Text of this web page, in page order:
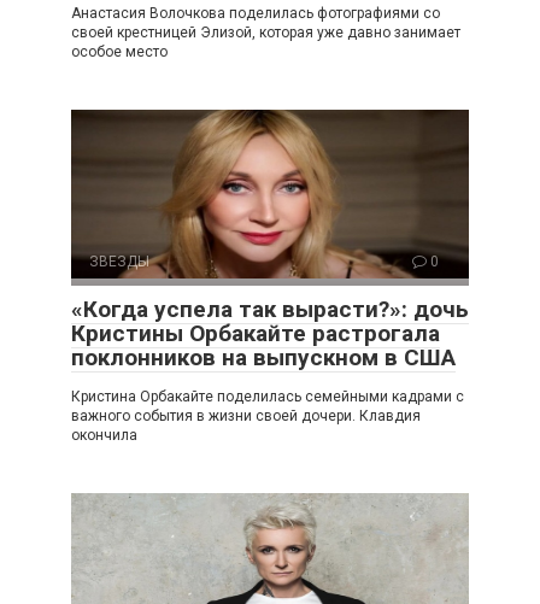
Анастасия Волочкова поделилась фотографиями со
своей крестницей Элизой, которая уже давно занимает
особое место
ЗВЕЗДЫ 0
«Когда успела так вырасти?»: дочь
Кристины Орбакайте растрогала
поклонников на выпускном в США
Кристина Орбакайте поделилась семейными кадрами с
важного события в жизни своей дочери. Клавдия
окончила